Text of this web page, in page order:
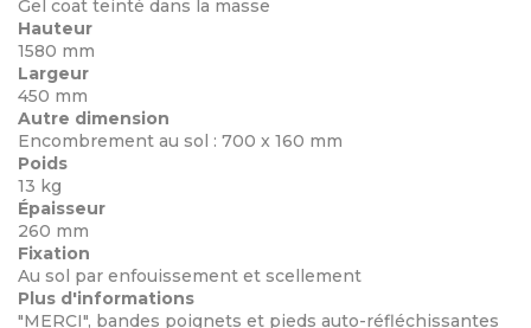
Gel coat teinté dans la masse
Hauteur
1580 mm
Largeur
450 mm
Autre dimension
Encombrement au sol : 700 x 160 mm
Poids
13 kg
Épaisseur
260 mm
Fixation
Au sol par enfouissement et scellement
Plus d'informations
"MERCI", bandes poignets et pieds auto-réfléchissantes